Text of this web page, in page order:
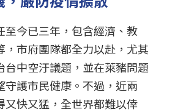
至今已三年，包含經濟、教
，市府團隊都全力以赴，尤其
台中空汙議題，並在萊豬問題
守護市民健康。不過，近兩
又快又猛，全世界都難以倖